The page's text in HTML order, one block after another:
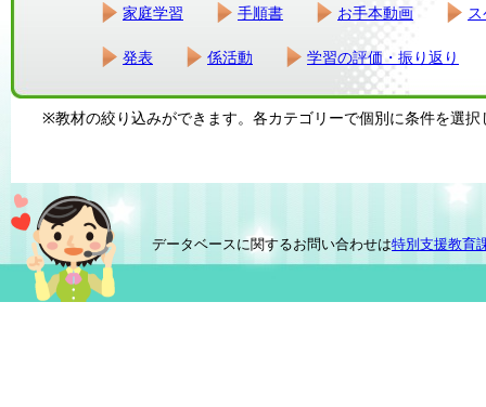
家庭学習 手順書 お手本動画
発表 係活動 学習の評価・振り返り
※教材の絞り込みができます。各カテゴリーで個別に条件を選択
データベースに関するお問い合わせは特別支援教育